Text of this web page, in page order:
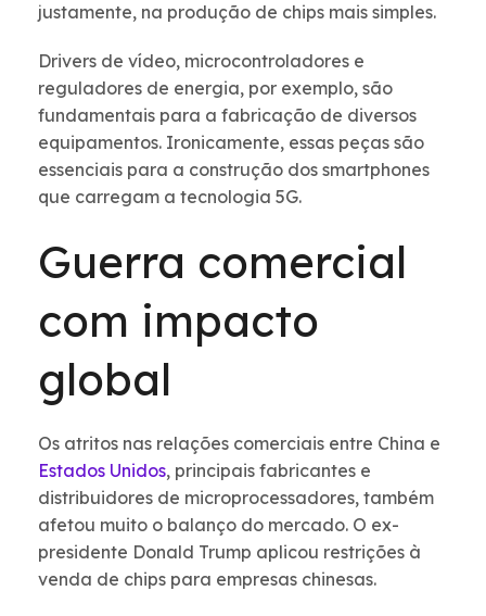
justamente, na produção de chips mais simples.
Drivers de vídeo, microcontroladores e
reguladores de energia, por exemplo, são
fundamentais para a fabricação de diversos
equipamentos. Ironicamente, essas peças são
essenciais para a construção dos smartphones
que carregam a tecnologia 5G.
Guerra comercial
com impacto
global
Os atritos nas relações comerciais entre China e
Estados Unidos, principais fabricantes e
distribuidores de microprocessadores, também
afetou muito o balanço do mercado. O ex-
presidente Donald Trump aplicou restrições à
venda de chips para empresas chinesas.